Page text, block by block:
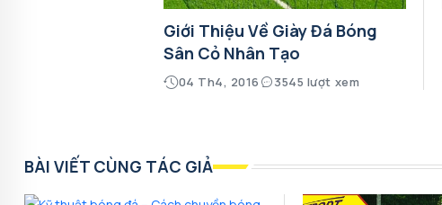
Giới Thiệu Về Giày Đá Bóng
Sân Cỏ Nhân Tạo
04 Th4, 2016 3545 lượt xem
BÀI VIẾT CÙNG TÁC GIẢ